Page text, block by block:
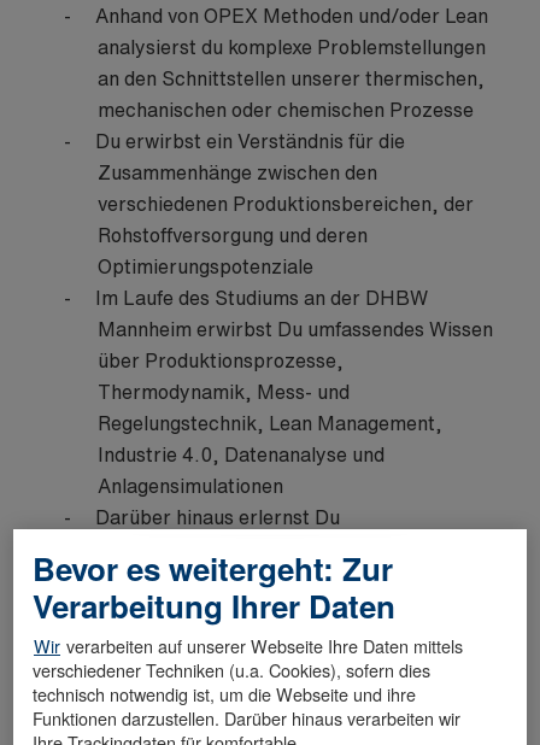
Anhand von OPEX Methoden und/oder Lean
analysierst du komplexe Problemstellungen
an den Schnittstellen unserer thermischen,
mechanischen oder chemischen Prozesse
Du erwirbst ein Verständnis für die
Zusammenhänge zwischen den
verschiedenen Produktionsbereichen, der
Rohstoffversorgung und deren
Optimierungspotenziale
Im Laufe des Studiums an der DHBW
Mannheim erwirbst Du umfassendes Wissen
über Produktionsprozesse,
Thermodynamik, Mess- und
Regelungstechnik, Lean Management,
Industrie 4.0, Datenanalyse und
Anlagensimulationen
Darüber hinaus erlernst Du
Problemanalyse, Lösungsfindung und
Entscheidungsfindung bei der
Prozessoptimierung
Du vertiefst dein Wissen in einem
spezifischen Bereich der modernen
Verfahrenstechnik (z.B. nachhaltige
Bevor es weitergeht: Zur
Verarbeitung Ihrer Daten
Wir verarbeiten auf unserer Webseite Ihre Daten mittels
verschiedener Techniken (u.a. Cookies), sofern dies
technisch notwendig ist, um die Webseite und ihre
Funktionen darzustellen. Darüber hinaus verarbeiten wir